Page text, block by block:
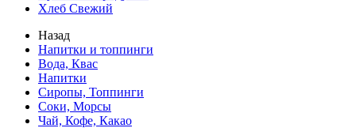
Хлеб Свежий
Назад
Напитки и топпинги
Вода, Квас
Напитки
Сиропы, Топпинги
Соки, Морсы
Чай, Кофе, Какао